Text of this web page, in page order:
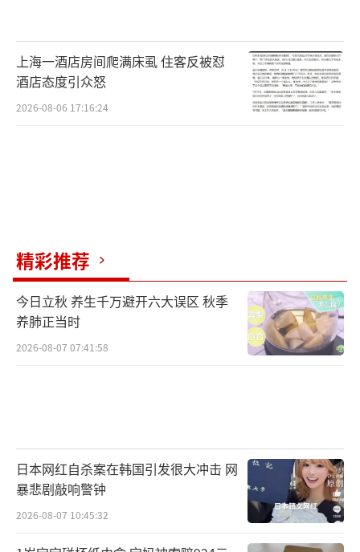
上海一酒店房间爬满床虱 住客反被怼
酒店态度引众怒
2026-08-06 17:16:24
精彩推荐
今日立秋 养生千万避开六大误区 秋季
养肺正当时
2026-08-07 07:41:58
日本网红自杀案在韩国引发很大冲击 网
暴悲剧敲响警钟
2026-08-07 10:45:32